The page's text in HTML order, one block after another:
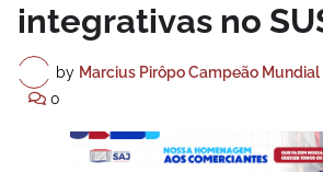
integrativas no
by Marcius Pirôpo Campeão Mundial
0